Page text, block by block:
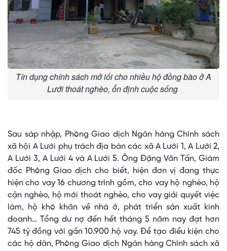
Tín dụng chính sách mở lối cho nhiều hộ đồng bào ở A
Lưới thoát nghèo, ổn định cuộc sống
Sau sáp nhập, Phòng Giao dịch Ngân hàng Chính sách
xã hội A Lưới phụ trách địa bàn các xã A Lưới 1, A Lưới 2,
A Lưới 3, A Lưới 4 và A Lưới 5. Ông Đặng Văn Tấn, Giám
đốc Phòng Giao dịch cho biết, hiện đơn vị đang thực
hiện cho vay 16 chương trình gồm, cho vay hộ nghèo, hộ
cận nghèo, hộ mới thoát nghèo, cho vay giải quyết việc
làm, hộ khó khăn về nhà ở, phát triển sản xuất kinh
doanh… Tổng dư nợ đến hết tháng 5 năm nay đạt hơn
745 tỷ đồng với gần 10.900 hộ vay. Để tạo điều kiện cho
các hộ dân, Phòng Giao dịch Ngân hàng Chính sách xã